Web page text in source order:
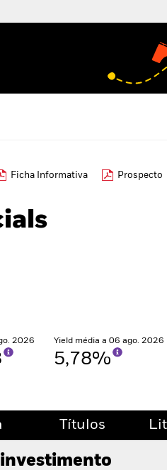
Ficha Informativa Prospecto
2026 Yield média a 06 ago. 2026
5,78%
Títulos